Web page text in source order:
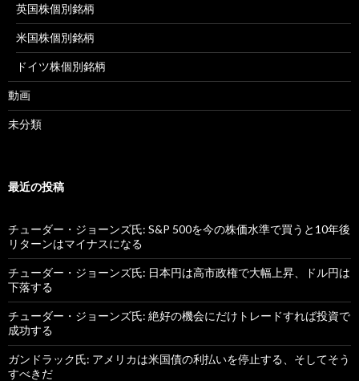
英国株個別銘柄
米国株個別銘柄
ドイツ株個別銘柄
動画
未分類
最近の投稿
チューダー・ジョーンズ氏: S&P 500を今の株価水準で買うと10年後
リターンはマイナスになる
チューダー・ジョーンズ氏: 日本円は高市政権で大幅上昇、ドル円は
下落する
チューダー・ジョーンズ氏: 絶好の機会にだけトレードすれば投資で
成功する
ガンドラック氏: アメリカは米国債の利払いを停止する、そしてそう
すべきだ